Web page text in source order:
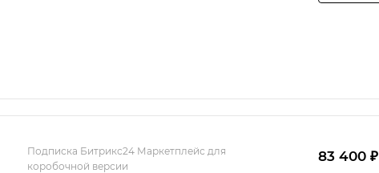
Подписка Битрикс24 Маркетплейс для
коробочной версии
83 400 ₽